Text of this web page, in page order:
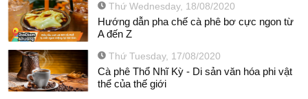
Thứ Wednesday, 18/08/2020
Hướng dẫn pha chế cà phê bơ cực ngon từ
A đến Z
Thứ Tuesday, 17/08/2020
Cà phê Thổ Nhĩ Kỳ - Di sản văn hóa phi vật
thể của thế giới